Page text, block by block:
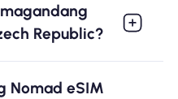
Republic?
Nomad eSIM